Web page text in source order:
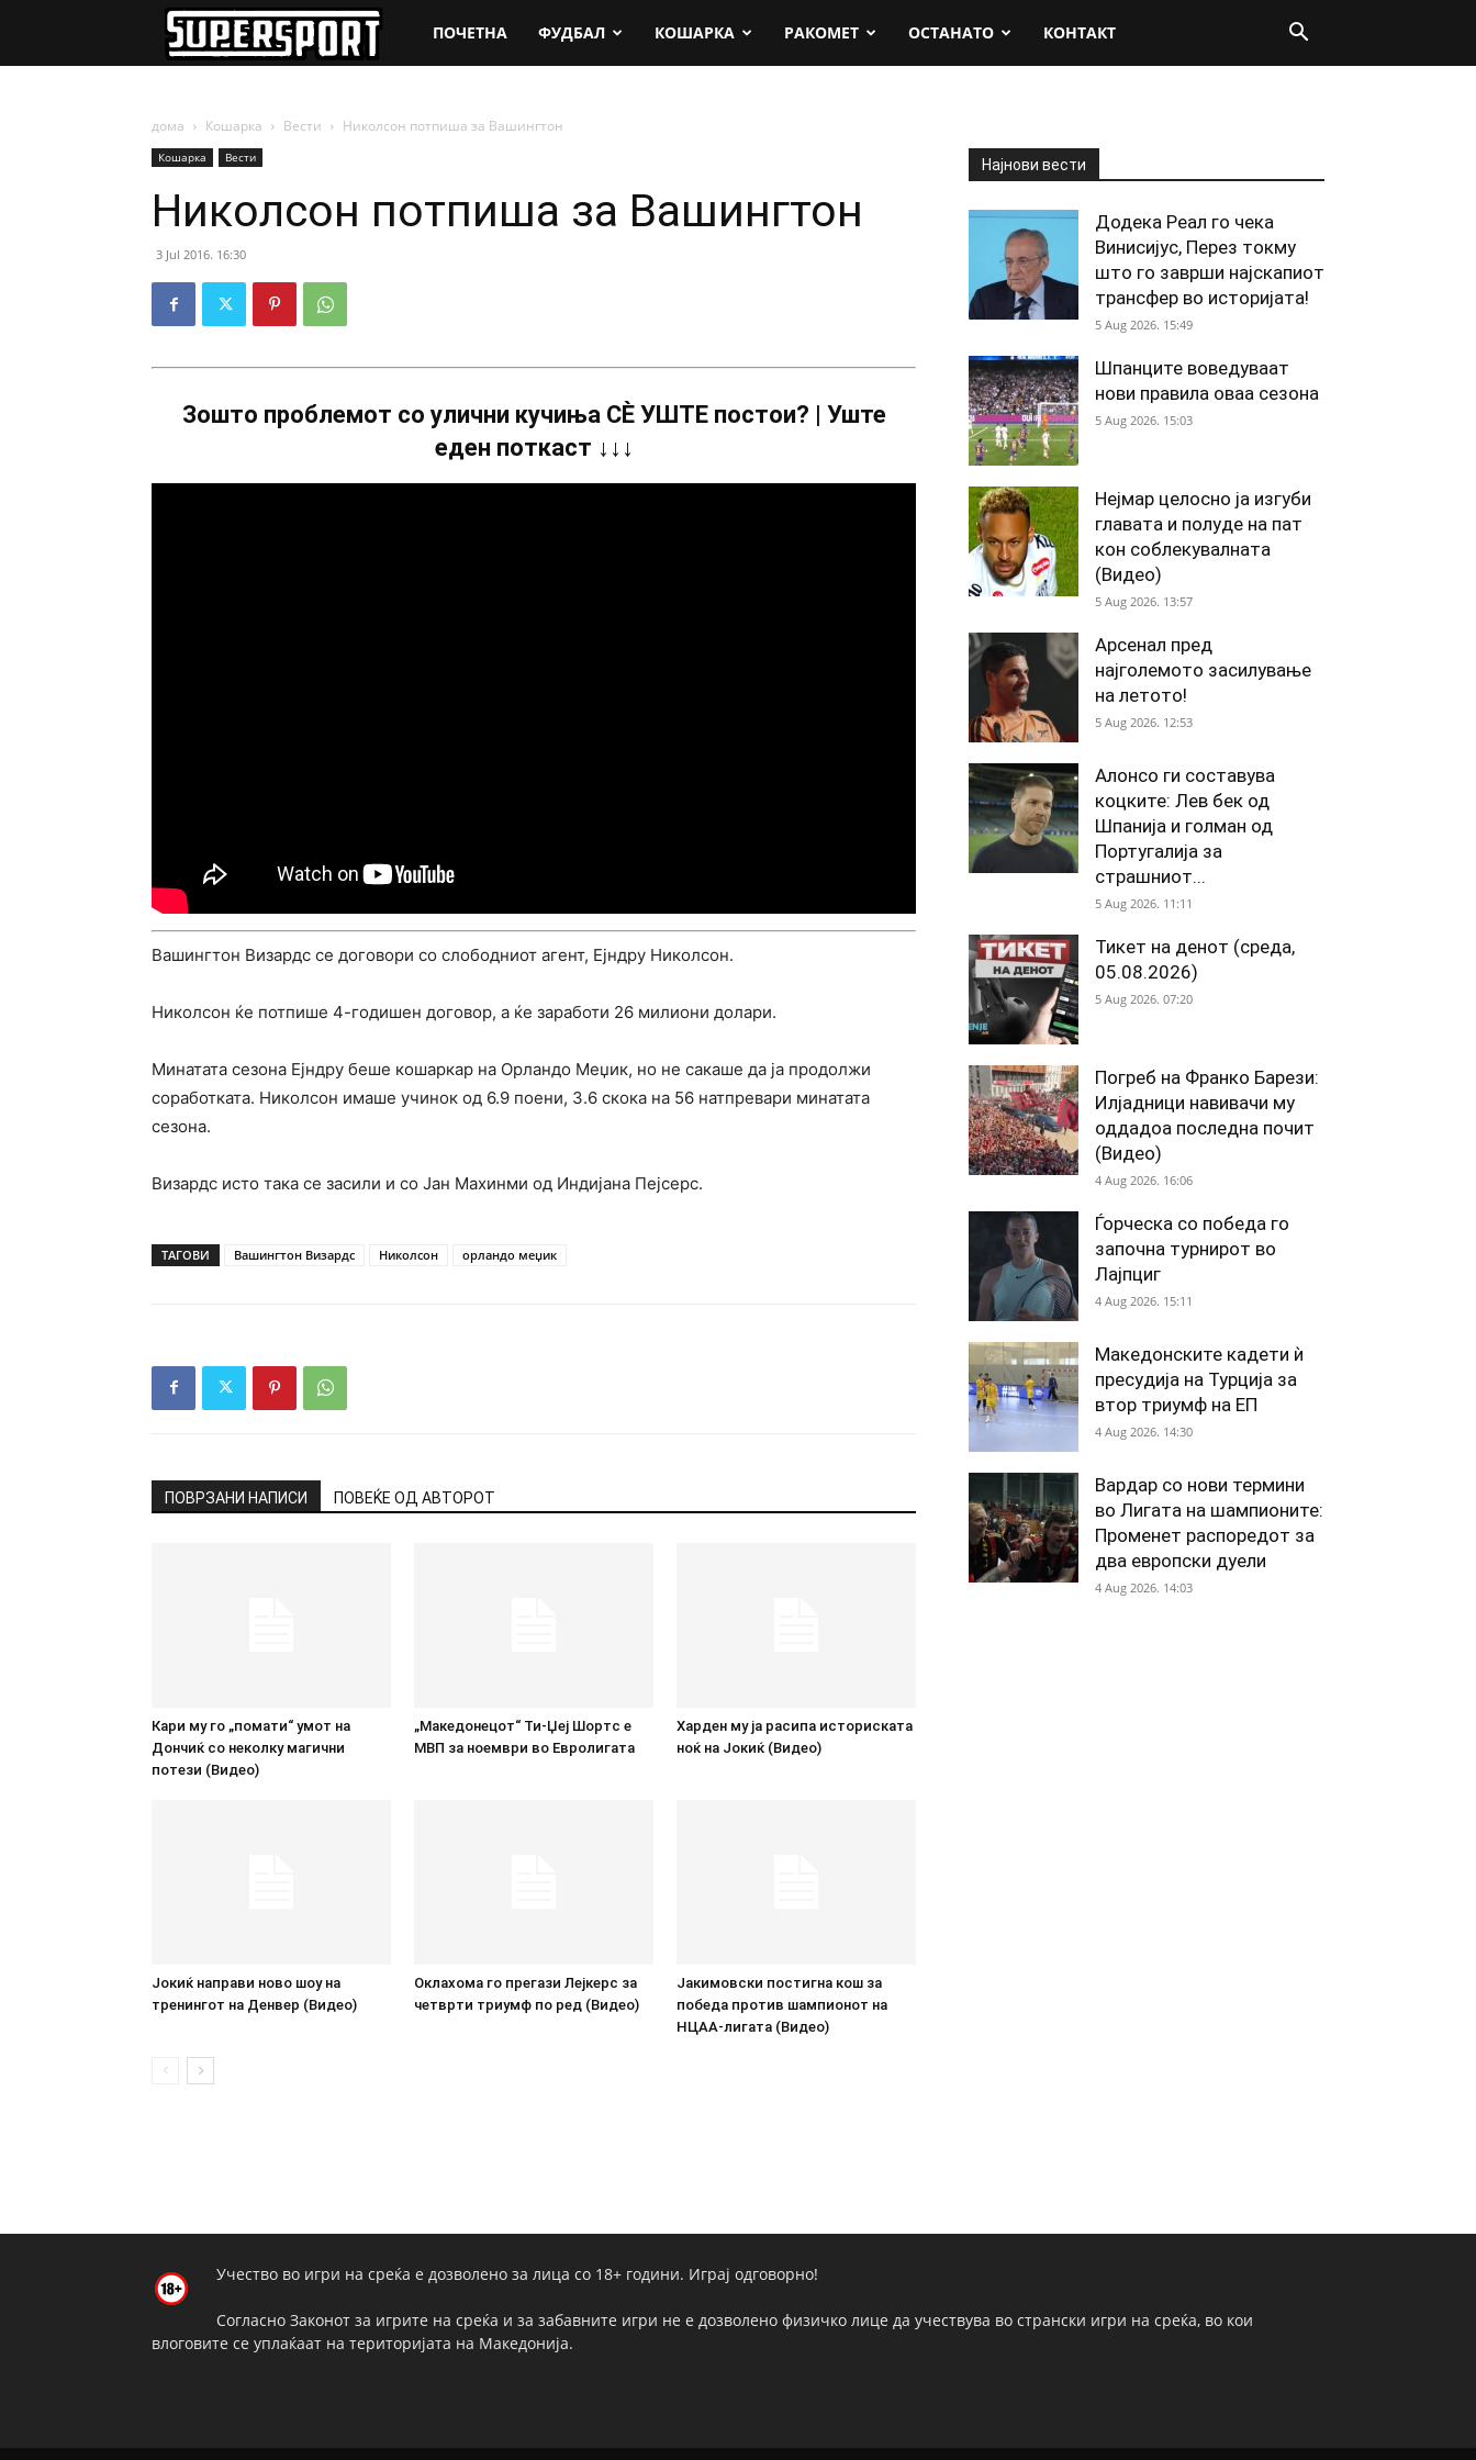
SuperSport.mk
ПОЧЕТНА ФУДБАЛ КОШАРКА РАКОМЕТ ОСТАНАТО КОНТАКТ
дома Кошарка Вести Николсон потпиша за Вашингтон
Кошарка Вести
Николсон потпиша за Вашингтон
3 Jul 2016. 16:30
Зошто проблемот со улични кучиња СÈ УШТЕ постои? | Уште
еден поткаст ↓↓↓
Вашингтон Визардс се договори со слободниот агент, Ејндру Николсон.
Николсон ќе потпише 4-годишен договор, а ќе заработи 26 милиони долари.
Минатата сезона Ејндру беше кошаркар на Орландо Меџик, но не сакаше да ја продолжи
соработката. Николсон имаше учинок од 6.9 поени, 3.6 скока на 56 натпревари минатата
сезона.
Визардс исто така се засили и со Јан Махинми од Индијана Пејсерс.
ТАГОВИ Вашингтон Визардс Николсон орландо меџик
ПОВРЗАНИ НАПИСИ ПОВЕЌЕ ОД АВТОРОТ
Кари му го „помати“ умот на
Дончиќ со неколку магични
потези (Видео)
„Македонецот“ Ти-Џеј Шортс е
МВП за ноември во Евролигата
Харден му ја расипа историската
ноќ на Јокиќ (Видео)
Јокиќ направи ново шоу на
тренингот на Денвер (Видео)
Оклахома го прегази Лејкерс за
четврти триумф по ред (Видео)
Јакимовски постигна кош за
победа против шампионот на
НЦАА-лигата (Видео)
Најнови вести
Додека Реал го чека
Винисијус, Перез токму
што го заврши најскапиот
трансфер во историјата!
5 Aug 2026. 15:49
Шпанците воведуваат
нови правила оваа сезона
5 Aug 2026. 15:03
Нејмар целосно ја изгуби
главата и полуде на пат
кон соблекувалната
(Видео)
5 Aug 2026. 13:57
Арсенал пред
најголемото засилување
на летото!
5 Aug 2026. 12:53
Алонсо ги составува
коцките: Лев бек од
Шпанија и голман од
Португалија за
страшниот...
5 Aug 2026. 11:11
Тикет на денот (среда,
05.08.2026)
5 Aug 2026. 07:20
Погреб на Франко Барези:
Илјадници навивачи му
оддадоа последна почит
(Видео)
4 Aug 2026. 16:06
Ѓорческа со победа го
започна турнирот во
Лајпциг
4 Aug 2026. 15:11
Македонските кадети ѝ
пресудија на Турција за
втор триумф на ЕП
4 Aug 2026. 14:30
Вардар со нови термини
во Лигата на шампионите:
Променет распоредот за
два европски дуели
4 Aug 2026. 14:03
Учество во игри на среќа е дозволено за лица со 18+ години. Играј одговорно!
Согласно Законот за игрите на среќа и за забавните игри не е дозволено физичко лице да учествува во странски игри на среќа, во кои
влоговите се уплаќаат на територијата на Македонија.